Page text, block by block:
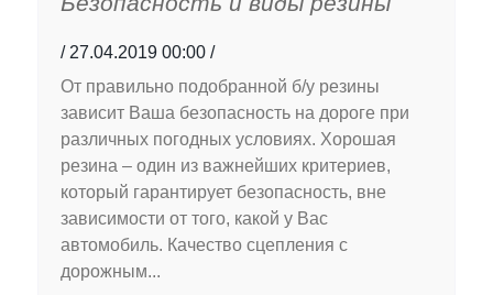
27.04.2019 00:00
От правильно подобранной б/у резины
зависит Ваша безопасность на дороге при
различных погодных условиях. Хорошая
резина – один из важнейших критериев,
который гарантирует безопасность, вне
зависимости от того, какой у Вас
автомобиль. Качество сцепления с
дорожным...